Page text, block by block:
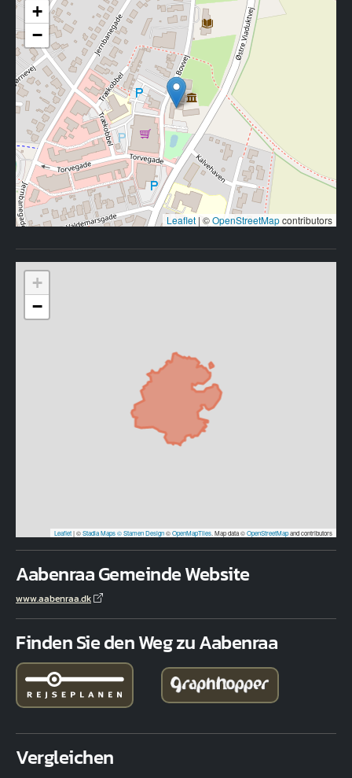
+
−
Leaflet | ©OpenStreetMapcontributors
+
−
Leaflet|©Stadia Maps© Stamen Design©OpenMapTiles . Map data ©OpenStreetMapand contributors
Aabenraa Gemeinde Website
www.aabenraa.dk
Finden Sie den Weg zu Aabenraa
Vergleichen